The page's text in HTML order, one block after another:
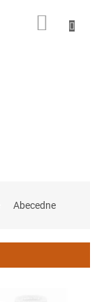
Abecedne